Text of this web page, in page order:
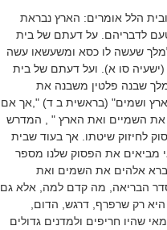
הלל אומרים: הארץ נבראת
לדבריהם. על דעתם של בית
שעשה לו כסא ומשעשאו עשה
סו א). ועל דעתם של בית
שבנה פלטין משבנה את
ושמים" (בראשית ב ד) ",אך אם
את השמיים ואת הארץ " , המדרש
לחיזוק שיטתו. אך בעוד שבית
את הפסוק שלנו מספר
ברא אלהים את השמים ואת
הבריאה, מה קדם למה, אלא גם
רק שרפרף, דרגש, הדום,
שהיו חריפים ולמדנים גדולים